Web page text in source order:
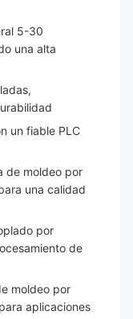
5-30
una alta
un fiable PLC
de moldeo por
una calidad
por
de
moldeo por
aplicaciones